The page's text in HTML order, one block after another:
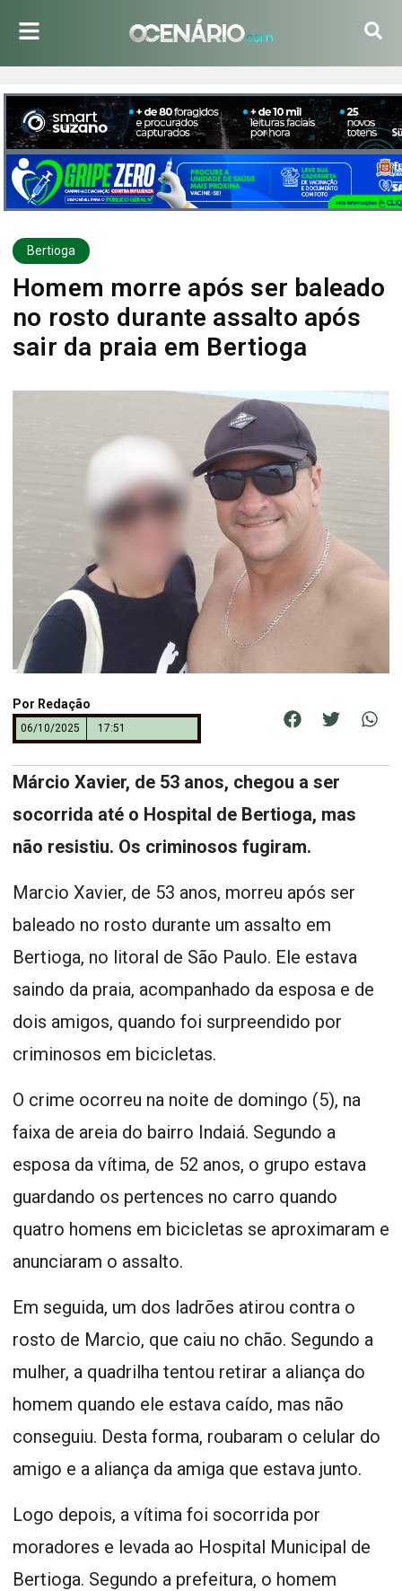
Bertioga
Homem morre após ser baleado
no rosto durante assalto após
sair da praia em Bertioga
Por Redação
06/10/2025 17:51
Márcio Xavier, de 53 anos, chegou a ser
socorrida até o Hospital de Bertioga, mas
não resistiu. Os criminosos fugiram.
Marcio Xavier, de 53 anos, morreu após ser
baleado no rosto durante um assalto em
Bertioga, no litoral de São Paulo. Ele estava
saindo da praia, acompanhado da esposa e de
dois amigos, quando foi surpreendido por
criminosos em bicicletas.
O crime ocorreu na noite de domingo (5), na
faixa de areia do bairro Indaiá. Segundo a
esposa da vítima, de 52 anos, o grupo estava
guardando os pertences no carro quando
quatro homens em bicicletas se aproximaram e
anunciaram o assalto.
Em seguida, um dos ladrões atirou contra o
rosto de Marcio, que caiu no chão. Segundo a
mulher, a quadrilha tentou retirar a aliança do
homem quando ele estava caído, mas não
conseguiu. Desta forma, roubaram o celular do
amigo e a aliança da amiga que estava junto.
Logo depois, a vítima foi socorrida por
moradores e levada ao Hospital Municipal de
Bertioga. Segundo a prefeitura, o homem